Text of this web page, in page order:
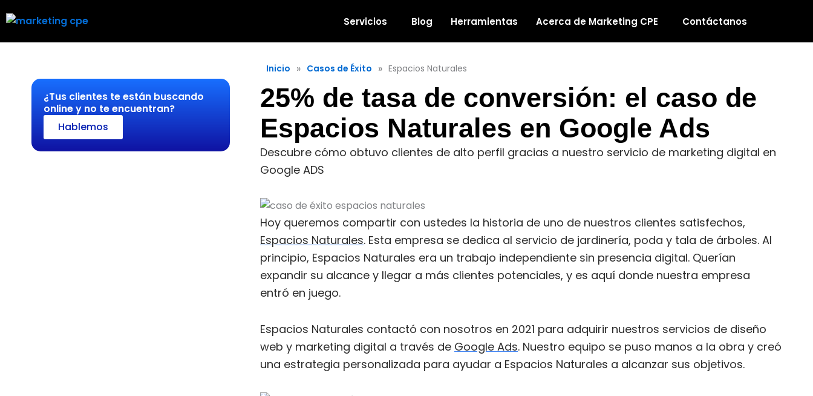
Servicios Blog Herramientas Acerca de Marketing CPE Contáctanos
¿Tus clientes te están buscando
online y no te encuentran?
Hablemos
Inicio » Casos de Éxito » Espacios Naturales
25% de tasa de conversión: el caso de
Espacios Naturales en Google Ads
Descubre cómo obtuvo clientes de alto perfil gracias a nuestro servicio de marketing digital en
Google ADS
Hoy queremos compartir con ustedes la historia de uno de nuestros clientes satisfechos,
Espacios Naturales. Esta empresa se dedica al servicio de jardinería, poda y tala de árboles. Al
principio, Espacios Naturales era un trabajo independiente sin presencia digital. Querían
expandir su alcance y llegar a más clientes potenciales, y es aquí donde nuestra empresa
entró en juego.
Espacios Naturales contactó con nosotros en 2021 para adquirir nuestros servicios de diseño
web y marketing digital a través de Google Ads. Nuestro equipo se puso manos a la obra y creó
una estrategia personalizada para ayudar a Espacios Naturales a alcanzar sus objetivos.